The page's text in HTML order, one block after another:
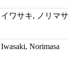
イワサキ, ノリマサ
Iwasaki, Norimasa